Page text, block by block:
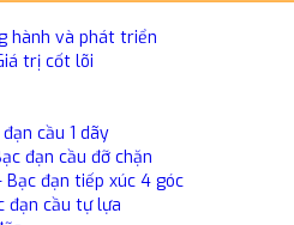
hành và phát triển
trị cốt lõi
cầu 1 dãy
đạn cầu đỡ chặn
đạn tiếp xúc 4 góc
đạn cầu tự lựa